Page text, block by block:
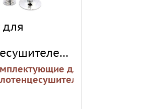
для
К-01
для